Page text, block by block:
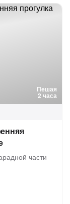
Пешая
2 часа
части